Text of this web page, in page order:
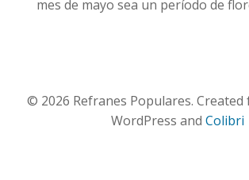
mes de mayo sea un período de
© 2026 Refranes Populares.
WordPress and Colibri